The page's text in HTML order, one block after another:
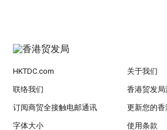
HKTDC.com 关于我们
联络我们 香港贸发
订阅商贸全接触电邮通讯 更新您的
字体大小 使用条款